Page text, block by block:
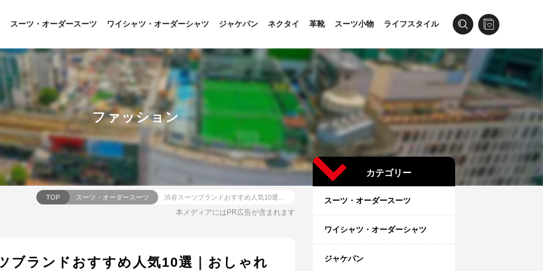
スーツ・オーダースーツ ワイシャツ・オーダーシャツ ジャケパン ネクタイ 革靴 スーツ小物 ライフスタイル
ファッション
TOP スーツ・オーダースーツ
本メディアにはPR広告が含まれます
ブランドおすすめ人気10選｜おしゃれ
カテゴリー
スーツ・オーダースーツ
ワイシャツ・オーダーシャツ
ジャケパン